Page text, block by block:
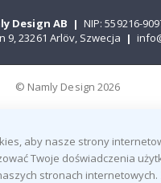
Design AB | NIP: 559216-
9, 23261 Arlöv, Szwecja |
© Namly Design 2026
aby nasze strony
Twoje doświadczenia
stronach internetowych.